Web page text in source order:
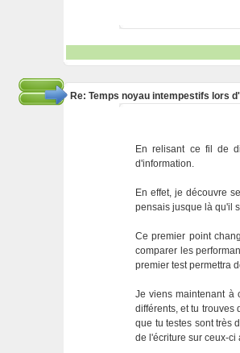
Re: Temps noyau intempestifs lors
En relisant ce fil de
d'information.
En effet, je découvre
pensais jusque là qu'il
Ce premier point
comparer les
premier test permettra
Je viens maintenant à
différents, et tu trouves
que tu testes sont très
de l'écriture sur ceux-ci